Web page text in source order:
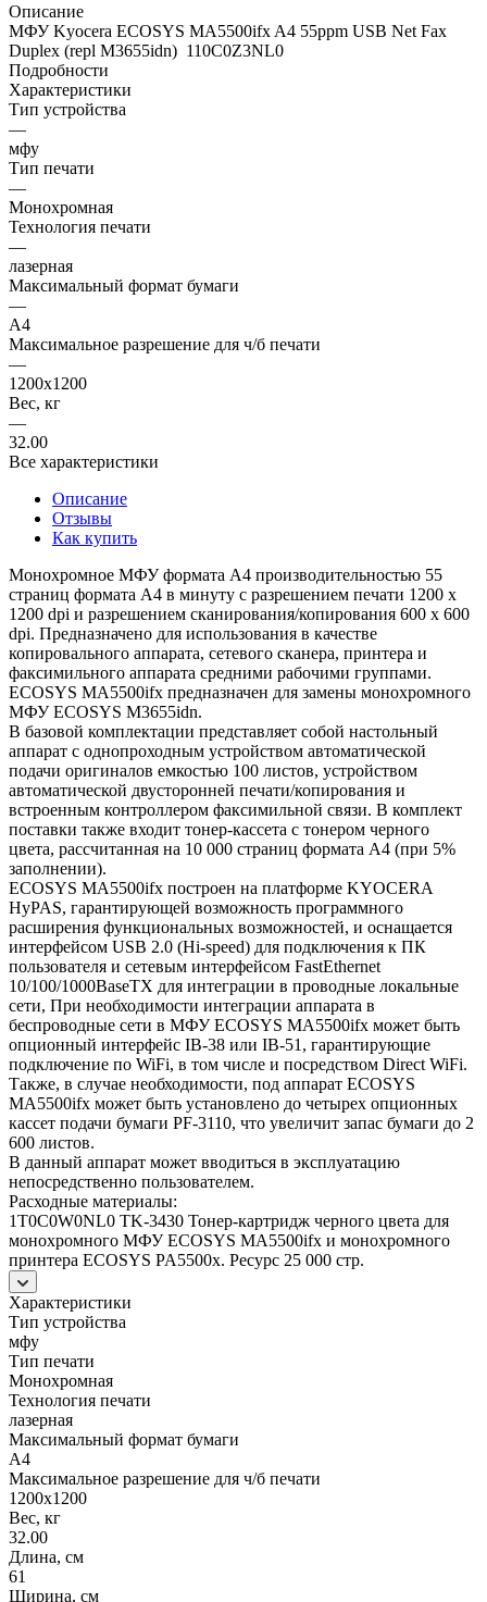
Описание
MФУ Kyocera ECOSYS MA5500ifx A4 55ppm USB Net Fax
Duplex (repl M3655idn) 110C0Z3NL0
Подробности
Характеристики
Тип устройства
—
мфу
Тип печати
—
Монохромная
Технология печати
—
лазерная
Максимальный формат бумаги
—
A4
Максимальное разрешение для ч/б печати
—
1200х1200
Вес, кг
—
32.00
Все характеристики
Описание
Отзывы
Как купить
Монохромное МФУ формата A4 производительностью 55
страниц формата A4 в минуту с разрешением печати 1200 х
1200 dpi и разрешением сканирования/копирования 600 х 600
dpi. Предназначено для использования в качестве
копировального аппарата, сетевого сканера, принтера и
факсимильного аппарата средними рабочими группами.
ECOSYS MA5500ifx предназначен для замены монохромного
МФУ ECOSYS M3655idn.
В базовой комплектации представляет собой настольный
аппарат с однопроходным устройством автоматической
подачи оригиналов емкостью 100 листов, устройством
автоматической двусторонней печати/копирования и
встроенным контроллером факсимильной связи. В комплект
поставки также входит тонер-кассета с тонером черного
цвета, рассчитанная на 10 000 страниц формата A4 (при 5%
заполнении).
ECOSYS MA5500ifx построен на платформе KYOCERA
HyPAS, гарантирующей возможность программного
расширения функциональных возможностей, и оснащается
интерфейсом USB 2.0 (Hi-speed) для подключения к ПК
пользователя и сетевым интерфейсом FastEthernet
10/100/1000BaseTX для интеграции в проводные локальные
сети, При необходимости интеграции аппарата в
беспроводные сети в МФУ ECOSYS MA5500ifx может быть
опционный интерфейс IB-38 или IB-51, гарантирующие
подключение по WiFi, в том числе и посредством Direct WiFi.
Также, в случае необходимости, под аппарат ECOSYS
MA5500ifx может быть установлено до четырех опционных
кассет подачи бумаги PF-3110, что увеличит запас бумаги до 2
600 листов.
В данный аппарат может вводиться в эксплуатацию
непосредственно пользователем.
Расходные материалы:
1T0C0W0NL0 TK-3430 Тонер-картридж черного цвета для
монохромного МФУ ECOSYS MA5500ifx и монохромного
принтера ECOSYS PA5500x. Ресурс 25 000 стр.
Характеристики
Тип устройства
мфу
Тип печати
Монохромная
Технология печати
лазерная
Максимальный формат бумаги
A4
Максимальное разрешение для ч/б печати
1200х1200
Вес, кг
32.00
Длина, см
61
Ширина, см